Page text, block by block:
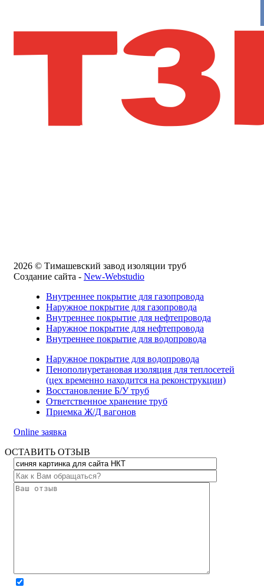
2026 © Тимашевский завод изоляции труб
Создание сайта - New-Webstudio
Внутреннее покрытие для газопровода
Наружное покрытие для газопровода
Внутреннее покрытие для нефтепровода
Наружное покрытие для нефтепровода
Внутреннее покрытие для водопровода
Наружное покрытие для водопровода
Пенополиуретановая изоляция для теплосетей
(цех временно находится на реконструкции)
Восстановление Б/У труб
Ответственное хранение труб
Приемка Ж/Д вагонов
Online заявка
ОСТАВИТЬ ОТЗЫВ